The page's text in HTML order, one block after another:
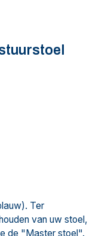
Ter
van uw stoel,
de "Master stoel".